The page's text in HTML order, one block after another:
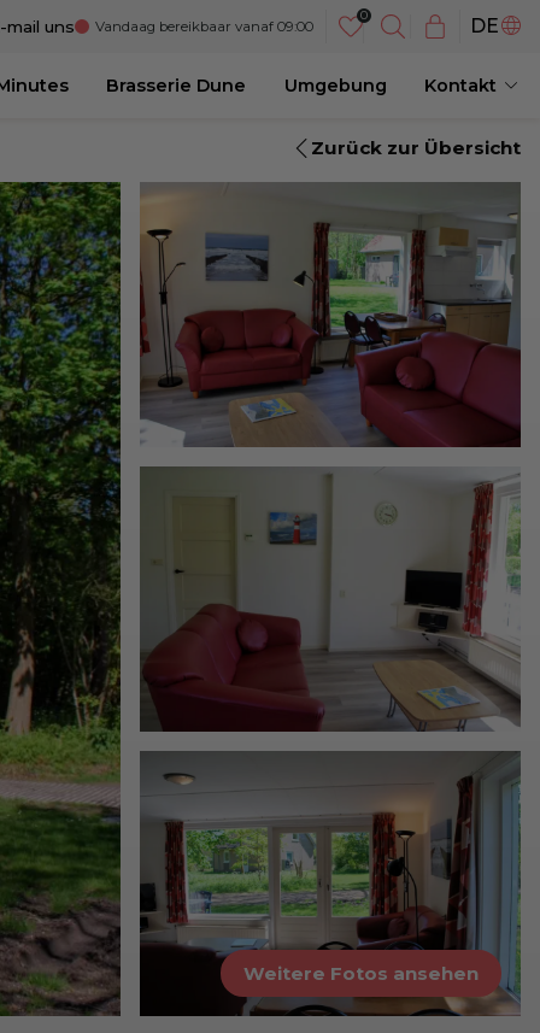
mail uns Vandaag bereikbaar vanaf 09:00 DENL
EN
Brasserie Dune Umgebung Kontakt
Zurück zur Übersicht
Weitere Fotos ansehen